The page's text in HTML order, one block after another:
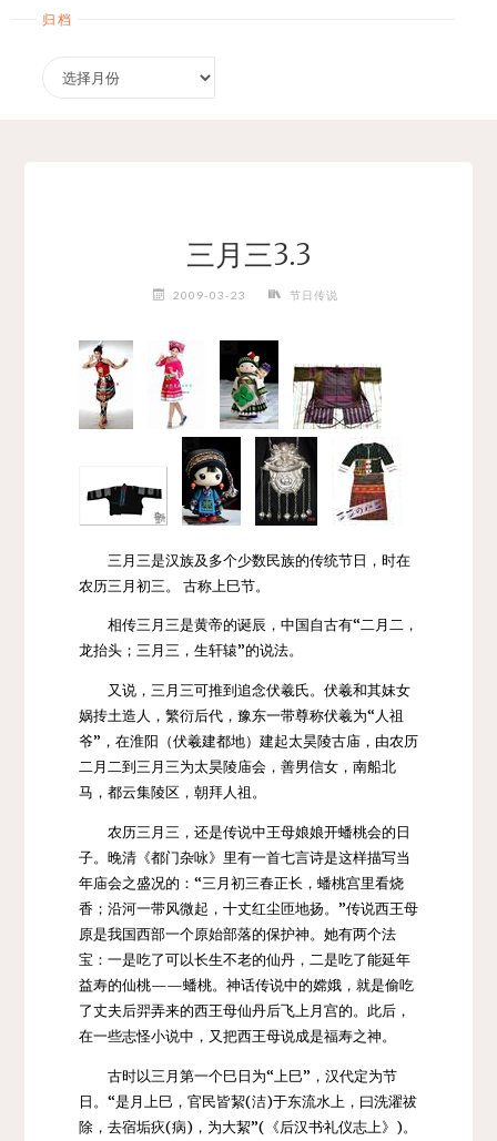
归档
三月三3.3
2009-03-23 节日传说
三月三是汉族及多个少数民族的传统节日，时在
农历三月初三。 古称上巳节。
相传三月三是黄帝的诞辰，中国自古有“二月二，
龙抬头；三月三，生轩辕”的说法。
又说，三月三可推到追念伏羲氏。 伏羲和其妹女
娲抟土造人，繁衍后代， 豫东一带尊称伏羲为“人祖
爷”，在淮阳 （伏羲建都地）建起太昊陵古庙，由农历
二月二到三月三为太昊陵庙会，善男信女，南船北
马，都云集陵区，朝拜人祖。
农历三月三，还是传说中王母娘娘开蟠桃会的日
子。晚清《都门杂咏》里有一首七言诗是这样描写当
年庙会之盛况的：“三月初三春正长，蟠桃宫里看烧
香；沿河一带风微起，十丈红尘匝地扬。”传说西王母
原是我国西部一个原始部落的保护神。她有两个法
宝：一是吃了可以长生不老的仙丹，二是吃了能延年
益寿的仙桃——蟠桃。神话传说中的嫦娥，就是偷吃
了丈夫后羿弄来的西王母仙丹后飞上月宫的。此后，
在一些志怪小说中，又把西王母说成是福寿之神。
古时以三月第一个巳日为“上巳”，汉代定为节
日。“是月上巳，官民皆絜(洁)于东流水上，曰洗濯祓
除，去宿垢疢(病)，为大絜”(《后汉书·礼仪志上》)。